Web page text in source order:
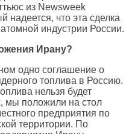
из Newsweek
надеется, что эта сделка
индустрии России.
Ирану?
одно соглашение о
топлива в Россию.
нельзя будет
мы положили на стол
предприятия по
территории. По